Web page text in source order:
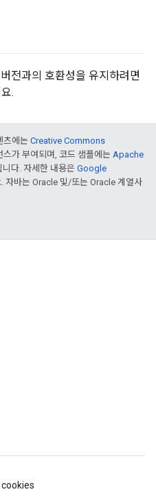
전과의 호환성을 유지하려면
.
츠에는 Creative Commons
스가 부여되며, 코드 샘플에는 Apache
다. 자세한 내용은 Google
자바는 Oracle 및/또는 Oracle 계열사